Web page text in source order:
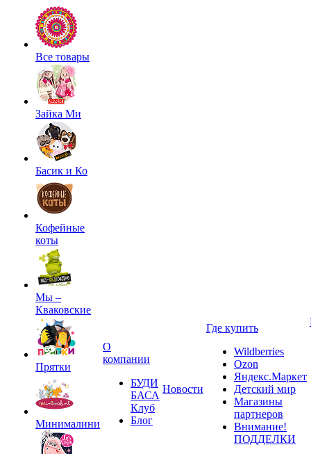
Все товары
Зайка Ми
Басик и Ко
Кофейные
коты
Мы –
Кваковские
Прятки
Минималини
О
компании
БУДИ
БАСА
Клуб
Блог
Новости
Где купить
Wildberries
Ozon
Яндекс.Маркет
Детский мир
Магазины
партнеров
Внимание!
ПОДДЕЛКИ